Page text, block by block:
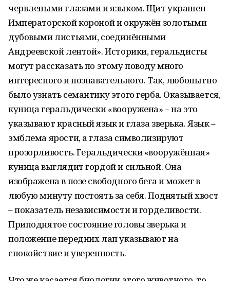
червлеными глазами и языком. Щит украшен
Императорской короной и окружён золотыми
дубовыми листьями, соединёнными
Андреевской лентой». Историки, геральдисты
могут рассказать по этому поводу много
интересного и познавательного. Так, любопытно
было узнать семантику этого герба. Оказывается,
куница геральдически «вооружена» – на это
указывают красный язык и глаза зверька. Язык –
эмблема ярости, а глаза символизируют
прозорливость. Геральдически «вооружённая»
куница выглядит гордой и сильной. Она
изображена в позе свободного бега и может в
любую минуту постоять за себя. Поднятый хвост
– показатель независимости и горделивости.
Приподнятое состояние головы зверька и
положение передних лап указывают на
спокойствие и уверенность.